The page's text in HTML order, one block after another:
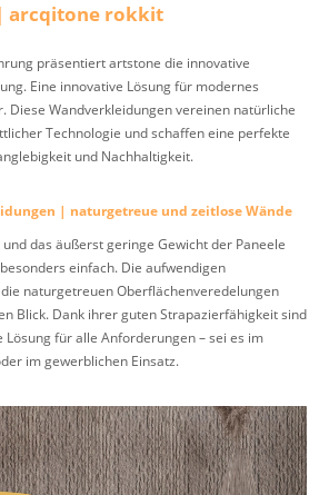
arcqitone rokkit
präsentiert artstone die innovative
Eine innovative Lösung für modernes
Diese Wandverkleidungen vereinen natürliche
Technologie und schaffen eine perfekte
und Nachhaltigkeit.
| naturgetreue und zeitlose Wände
das äußerst geringe Gewicht der Paneele
einfach. Die aufwendigen
naturgetreuen Oberflächenveredelungen
Blick. Dank ihrer guten Strapazierfähigkeit sind
Lösung für alle Anforderungen – sei es im
im gewerblichen Einsatz.